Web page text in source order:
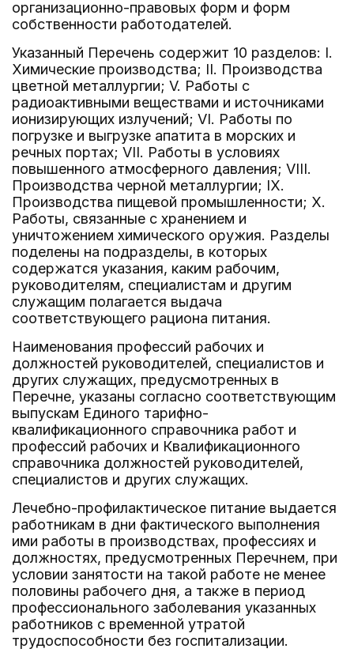
организационно-правовых форм и форм
собственности работодателей.
Указанный Перечень содержит 10 разделов: I.
Химические производства; II. Производства
цветной металлургии; V. Работы с
радиоактивными веществами и источниками
ионизирующих излучений; VI. Работы по
погрузке и выгрузке апатита в морских и
речных портах; VII. Работы в условиях
повышенного атмосферного давления; VIII.
Производства черной металлургии; IX.
Производства пищевой промышленности; X.
Работы, связанные с хранением и
уничтожением химического оружия. Разделы
поделены на подразделы, в которых
содержатся указания, каким рабочим,
руководителям, специалистам и другим
служащим полагается выдача
соответствующего рациона питания.
Наименования профессий рабочих и
должностей руководителей, специалистов и
других служащих, предусмотренных в
Перечне, указаны согласно соответствующим
выпускам Единого тарифно-
квалификационного справочника работ и
профессий рабочих и Квалификационного
справочника должностей руководителей,
специалистов и других служащих.
Лечебно-профилактическое питание выдается
работникам в дни фактического выполнения
ими работы в производствах, профессиях и
должностях, предусмотренных Перечнем, при
условии занятости на такой работе не менее
половины рабочего дня, а также в период
профессионального заболевания указанных
работников с временной утратой
трудоспособности без госпитализации.